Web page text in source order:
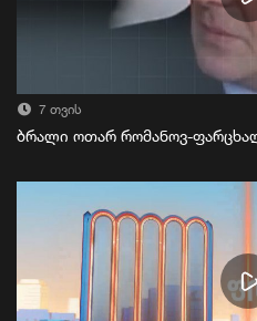
7 თვის
ბრალი ოთარ რომანოვ-